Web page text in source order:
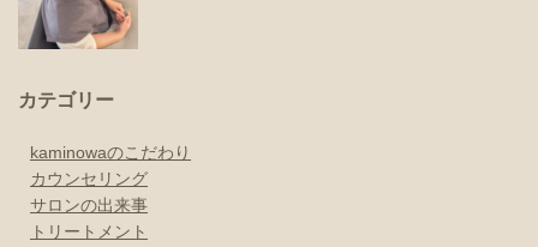
カテゴリー
kaminowaのこだわり
カウンセリング
サロンの出来事
トリートメント